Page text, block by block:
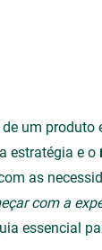
um produto
estratégia e o
as
com a
essencial